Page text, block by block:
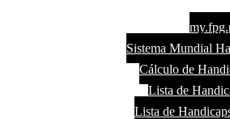
Sistema Mundial
Cálculo de
Lista de
Lista de